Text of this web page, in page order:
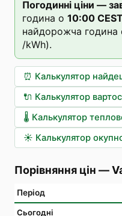
Погодинні ціни —
година о 10:00
найдорожча година
/kWh).
⏰ Калькулятор
🔌 Калькулятор
🌡️ Калькулятор
☀️ Калькулятор
Порівняння цін —
Період
Сьогодні